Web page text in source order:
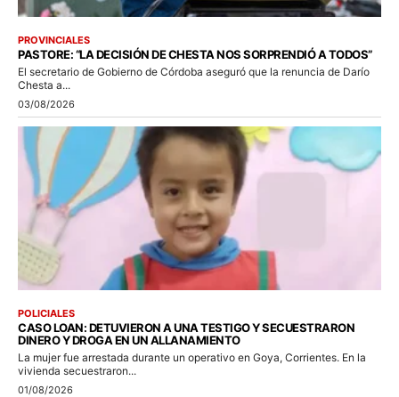
PROVINCIALES
PASTORE: “LA DECISIÓN DE CHESTA NOS SORPRENDIÓ A TODOS”
El secretario de Gobierno de Córdoba aseguró que la renuncia de Darío
Chesta a...
03/08/2026
POLICIALES
CASO LOAN: DETUVIERON A UNA TESTIGO Y SECUESTRARON
DINERO Y DROGA EN UN ALLANAMIENTO
La mujer fue arrestada durante un operativo en Goya, Corrientes. En la
vivienda secuestraron...
01/08/2026